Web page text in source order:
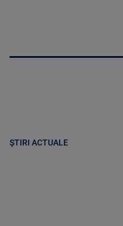
ȘTIRI ACTUALE